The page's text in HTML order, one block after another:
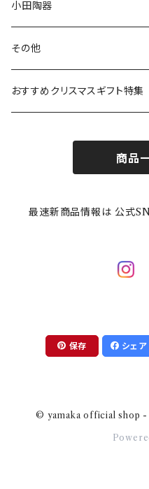
ボウル
ガラスウェア
カトラリー
スヌーピー
ピーターラビット
ポケットモンスター
mofusand（モフサンド）
mofsand×日比谷花壇
ちびまる子ちゃんandクレヨン
LISA LARSON(リサラーソン)
LAURA ASHLEY(ローラ アシ
Finlayson(フィンレイソン)
HANAE MORI(ハナエモリ)
THE BEATLES(ザ・ビートル
【山加商店×yaeko】
ねこ企画
Cecera(セセラ)
CELEC(セレック)
隅切り重箱
HAPPY DINING(ハッピーダ
小田陶器
さざなみ
吉祥
メイメイウェア
SoSo(ソソ）
その他
リサイクル食器
おすすめクリスマスギフト特集
商品
最速新商品情報は 公式
保存 シェア
© yamaka official shop - 山